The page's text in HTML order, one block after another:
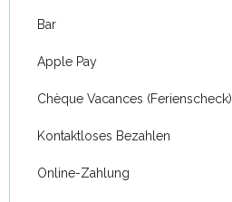
Bar
Apple Pay
Chèque Vacances (Ferienscheck)
Kontaktloses Bezahlen
Online-Zahlung